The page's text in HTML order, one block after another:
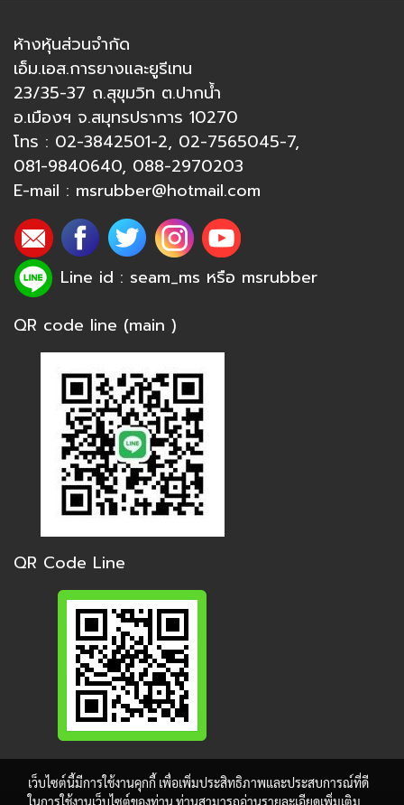
ห้างหุ้นส่วนจำกัด
เอ็ม.เอส.การยางและยูรีเทน
23/35-37 ถ.สุขุมวิท ต.ปากน้ำ
อ.เมืองฯ จ.สมุทรปราการ 10270
โทร : 02-3842501-2, 02-7565045-7,
081-9840640, 088-2970203
E-mail : msrubber@hotmail.com
Line id : seam_ms หรือ msrubber
QR code line (main )
QR Code Line
เว็บไซต์นี้มีการใช้งานคุกกี้ เพื่อเพิ่มประสิทธิภาพและประสบการณ์ที่ดี
ในการใช้งานเว็บไซต์ของท่าน ท่านสามารถอ่านรายละเอียดเพิ่มเติม